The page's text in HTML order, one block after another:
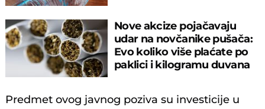
Nove akcize pojačavaju
udar na novčanike pušača:
Evo koliko više plaćate po
paklici i kilogramu duvana
Predmet ovog javnog poziva su investicije u